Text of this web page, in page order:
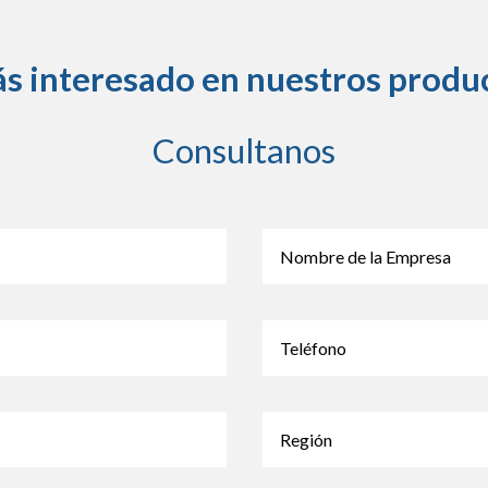
interesado en nuestros
Consultanos